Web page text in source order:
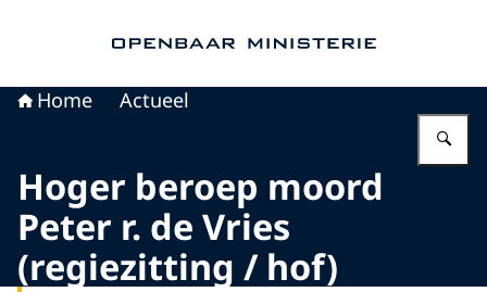
Home Actueel
Hoger beroep moord
Peter r. de Vries
(regiezitting / hof)